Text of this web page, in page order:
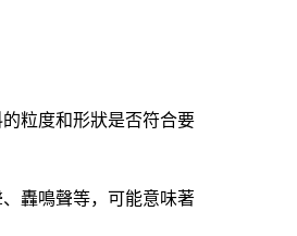
粒度和形狀是否符合要
轟鳴聲等，可能意味著